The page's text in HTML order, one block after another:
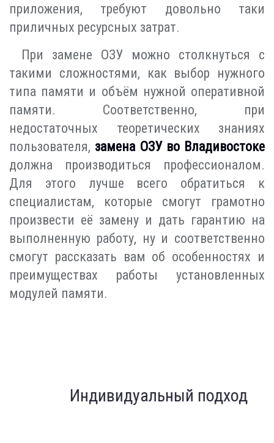
приложения, требуют довольно таки
приличных ресурсных затрат.
При замене ОЗУ можно столкнуться с
такими сложностями, как выбор нужного
типа памяти и объём нужной оперативной
памяти. Соответственно, при
недостаточных теоретических знаниях
пользователя, замена ОЗУ во Владивостоке
должна производиться профессионалом.
Для этого лучше всего обратиться к
специалистам, которые смогут грамотно
произвести её замену и дать гарантию на
выполненную работу, ну и соответственно
смогут рассказать вам об особенностях и
преимуществах работы установленных
модулей памяти.